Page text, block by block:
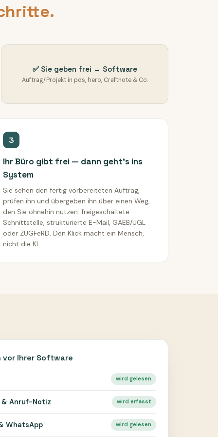
✅ Sie geben frei → Software
Auftrag/Projekt in pds, hero, Craftnote & Co.
3
Ihr Büro gibt frei — dann geht's ins
System
Sie sehen den fertig vorbereiteten Auftrag,
prüfen ihn und übergeben ihn über einen Weg,
den Sie ohnehin nutzen: freigeschaltete
Schnittstelle, strukturierte E-Mail, GAEB/UGL
oder ZUGFeRD. Den Klick macht ein Mensch,
nicht die KI.
vor Ihrer Software
wird gelesen
Anruf-Notiz wird erfasst
WhatsApp wird gelesen